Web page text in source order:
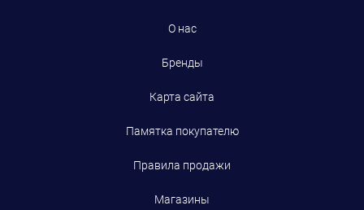
О нас
Бренды
Карта сайта
Памятка покупателю
Правила продажи
Магазины